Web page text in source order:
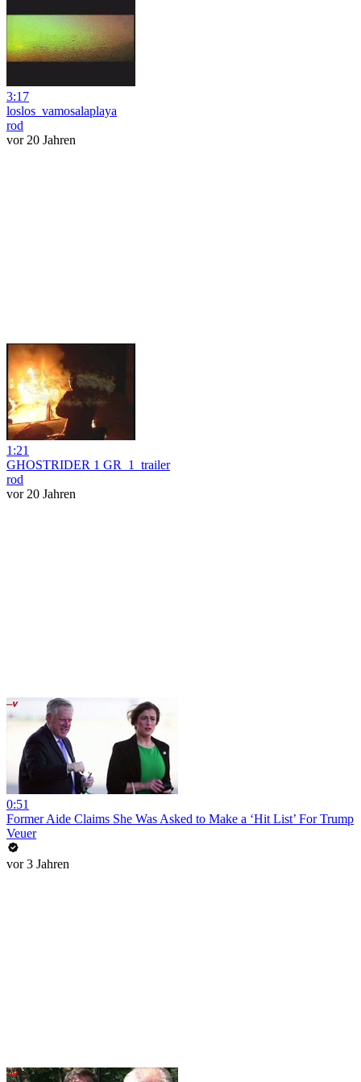
3:17
loslos_vamosalaplaya
rod
vor 20 Jahren
1:21
GHOSTRIDER 1 GR_1_trailer
rod
vor 20 Jahren
0:51
Former Aide Claims She Was Asked to Make a ‘Hit List’ For Trump
Veuer
vor 3 Jahren